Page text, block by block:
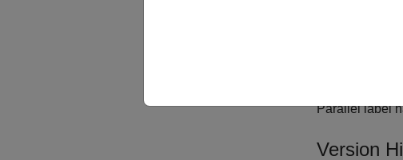
to be passed
Parallel label
Version